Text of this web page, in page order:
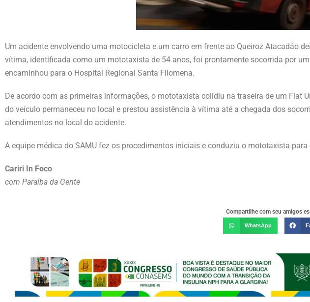
Um acidente envolvendo uma motocicleta e um carro em frente ao Queiroz Atacadão
vítima, identificada como um mototaxista de 54 anos, foi prontamente socorrida por
encaminhou para o Hospital Regional Santa Filomena.
De acordo com as primeiras informações, o mototaxista colidiu na traseira de um Fiat
do veículo permaneceu no local e prestou assistência à vítima até a chegada dos
atendimentos no local do acidente.
A equipe médica do SAMU fez os procedimentos iniciais e conduziu o mototaxista
Cariri In Foco
com Paraíba da Gente
Compartilhe com seu amigos
WhatsApp